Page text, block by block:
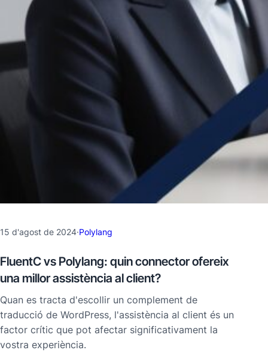
15 d'agost de 2024·Polylang
FluentC vs Polylang: quin connector ofereix
una millor assistència al client?
Quan es tracta d'escollir un complement de
traducció de WordPress, l'assistència al client és un
factor crític que pot afectar significativament la
vostra experiència.